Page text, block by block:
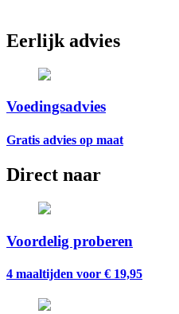
Eerlijk advies
Voedingsadvies
Gratis advies op maat
Direct naar
Voordelig proberen
4 maaltijden voor € 19,95